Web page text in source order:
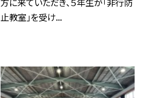
止教室」を受け...